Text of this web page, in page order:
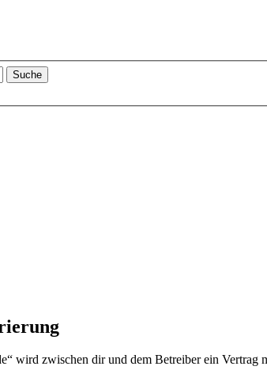
wird zwischen dir und dem Betreiber ein Vertrag